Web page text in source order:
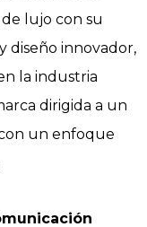
lujo con su
diseño innovador,
la industria
dirigida a un
un enfoque